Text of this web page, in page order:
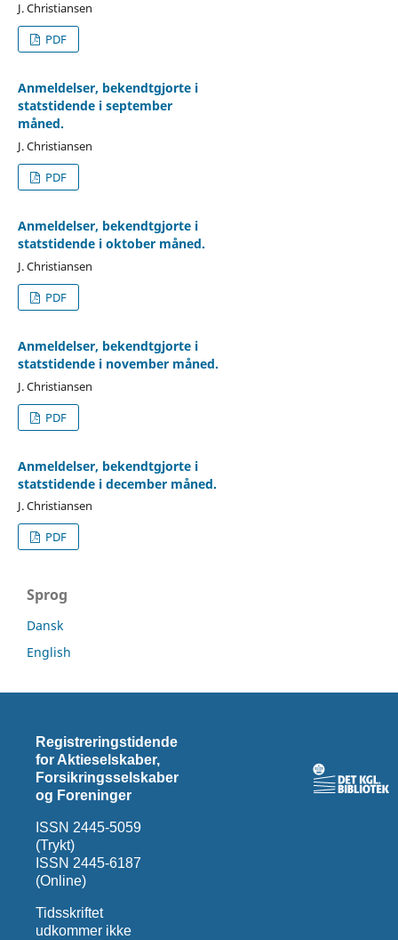
J. Christiansen
PDF
Anmeldelser, bekendtgjorte i
statstidende i september
måned.
J. Christiansen
PDF
Anmeldelser, bekendtgjorte i
statstidende i oktober måned.
J. Christiansen
PDF
Anmeldelser, bekendtgjorte i
statstidende i november måned.
J. Christiansen
PDF
Anmeldelser, bekendtgjorte i
statstidende i december måned.
J. Christiansen
PDF
Sprog
Dansk
English
Registreringstidende
for Aktieselskaber,
Forsikringsselskaber
og Foreninger
ISSN 2445-5059
(Trykt)
ISSN 2445-6187
(Online)
Tidsskriftet
udkommer ikke